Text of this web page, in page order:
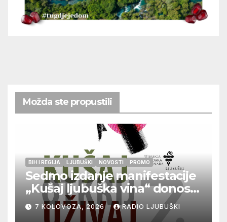
Možda ste propustili
BIH I REGIJA LJUBUŠKI NOVOSTI PROMO
Sedmo izdanje manifestacije
„Kušaj ljubuška vina“ donosi
vrhunska vina, gastronomiju i
glazbu
7 KOLOVOZA, 2026 RADIO LJUBUŠKI